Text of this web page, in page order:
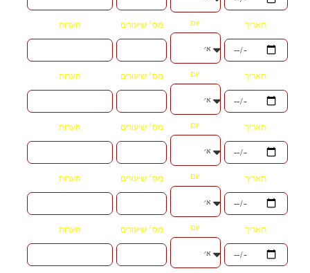
תאריך יום מס׳ שיעורים הערות
תאריך יום מס׳ שיעורים הערות
תאריך יום מס׳ שיעורים הערות
תאריך יום מס׳ שיעורים הערות
תאריך יום מס׳ שיעורים הערות